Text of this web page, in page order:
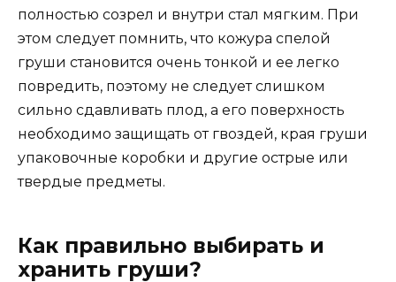
полностью созрел и внутри стал мягким. При
этом следует помнить, что кожура спелой
груши становится очень тонкой и ее легко
повредить, поэтому не следует слишком
сильно сдавливать плод, а его поверхность
необходимо защищать от гвоздей, края груши
упаковочные коробки и другие острые или
твердые предметы.
Как правильно выбирать и
хранить груши?